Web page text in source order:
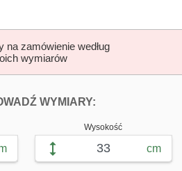
na zamówienie według
wymiarów
WYMIARY:
Wysokość
cm